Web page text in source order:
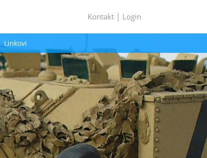
Kontakt | Login
Linkovi